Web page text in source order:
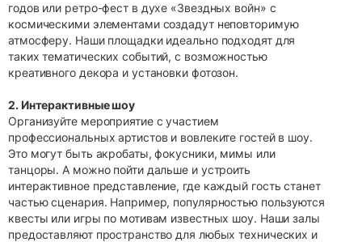
годов или ретро-фест в духе «Звездных войн» с
космическими элементами создадут неповторимую
атмосферу. Наши площадки идеально подходят для
таких тематических событий, с возможностью
креативного декора и установки фотозон.
2. Интерактивные шоу
Организуйте мероприятие с участием
профессиональных артистов и вовлеките гостей в шоу.
Это могут быть акробаты, фокусники, мимы или
танцоры. А можно пойти дальше и устроить
интерактивное представление, где каждый гость станет
частью сценария. Например, популярностью пользуются
квесты или игры по мотивам известных шоу. Наши залы
предоставляют пространство для любых технических и